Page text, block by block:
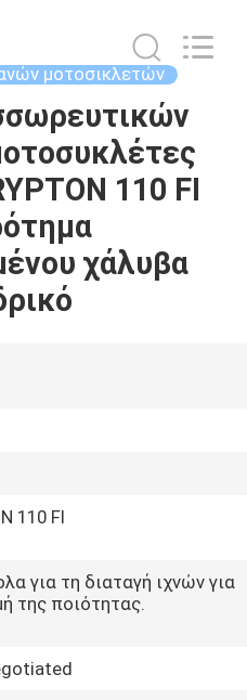
μοτοσικλετών
110 FI
χάλυβα
110 FI
για τη διαταγή ιχνών για
της ποιότητας.